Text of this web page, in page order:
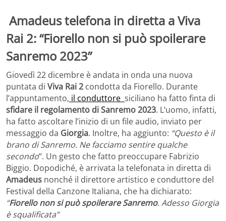
Amadeus telefona in diretta a Viva
Rai 2: “Fiorello non si può spoilerare
Sanremo 2023”
Giovedì 22 dicembre è andata in onda una nuova
puntata di Viva Rai 2 condotta da Fiorello. Durante
l’appuntamento, il conduttore siciliano ha fatto finta di
sfidare il regolamento di Sanremo 2023. L’uomo, infatti,
ha fatto ascoltare l’inizio di un file audio, inviato per
messaggio da Giorgia. Inoltre, ha aggiunto: “Questo è il
brano di Sanremo. Ne facciamo sentire qualche
secondo“. Un gesto che fatto preoccupare Fabrizio
Biggio. Dopodiché, è arrivata la telefonata in diretta di
Amadeus nonché il direttore artistico e conduttore del
Festival della Canzone Italiana, che ha dichiarato:
“Fiorello non si può spoilerare Sanremo. Adesso Giorgia
è squalificata”